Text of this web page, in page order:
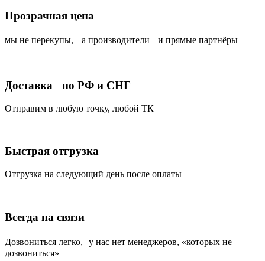
Прозрачная цена
мы не перекупы, а производители и прямые партнёры
Доставка по РФ и СНГ
Отправим в любую точку, любой ТК
Быстрая отгрузка
Отгрузка на следующий день после оплаты
Всегда на связи
Дозвониться легко, у нас нет менеджеров, «которых не
дозвониться»